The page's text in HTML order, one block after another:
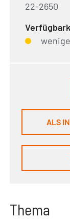
22-2650
ALS
Thema